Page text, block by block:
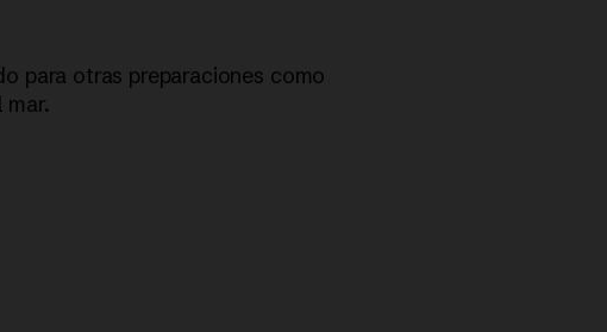
para otras preparaciones como
mar.